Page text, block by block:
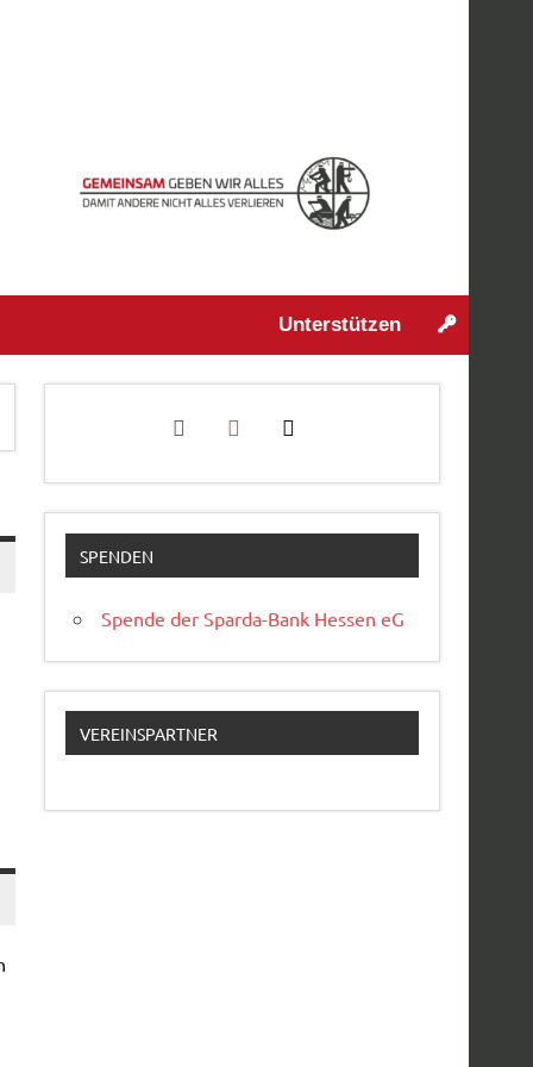
Unterstützen
facebookinstagram
mail
SPENDEN
Spende der Sparda-Bank Hessen eG
VEREINSPARTNER